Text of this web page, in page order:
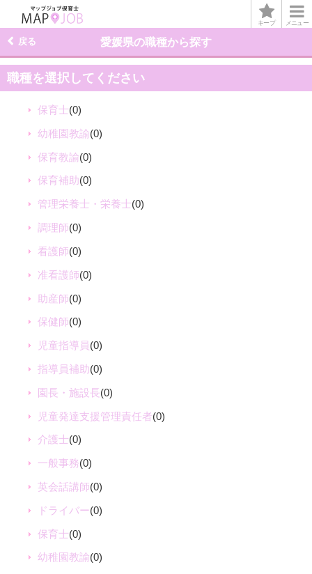
メニュー
キープ
愛媛県の職種から探す
戻る
職種を選択してください
保育士(0)
幼稚園教諭(0)
保育教諭(0)
保育補助(0)
管理栄養士・栄養士(0)
調理師(0)
看護師(0)
准看護師(0)
助産師(0)
保健師(0)
児童指導員(0)
指導員補助(0)
園長・施設長(0)
児童発達支援管理責任者(0)
介護士(0)
一般事務(0)
英会話講師(0)
ドライバー(0)
保育士(0)
幼稚園教諭(0)